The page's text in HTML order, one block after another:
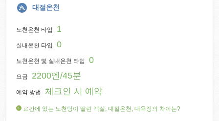
대절온천
노천온천 타입 1
실내온천 타입 0
노천온천 및 실내온천 타입 0
요금 2200엔/45분
예약 방법 체크인 시 예약
료칸에 있는 노천탕이 딸린 객실, 대절온천, 대욕장의 차이는?